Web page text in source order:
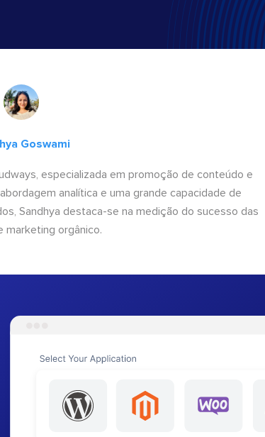
Goswami
especializada em promoção de conteúdo e
analítica e uma grande capacidade de
Sandhya destaca-se na medição do sucesso das
marketing orgânico.